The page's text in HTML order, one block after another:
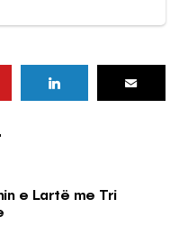
e Lartë me Tri